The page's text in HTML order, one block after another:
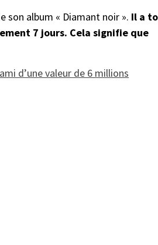
son album « Diamant noir ». Il a
7 jours. Cela signifie que
d’une valeur de 6 millions